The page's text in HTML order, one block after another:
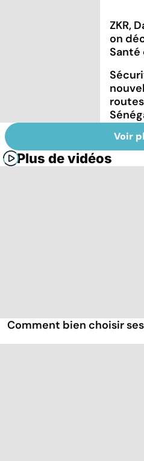
ZKR,
on
Santé
Voir
Plus de vidéos
Comment bien choisir